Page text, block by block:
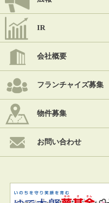
IR
会社概要
フランチャイズ募集
物件募集
お問い合わせ